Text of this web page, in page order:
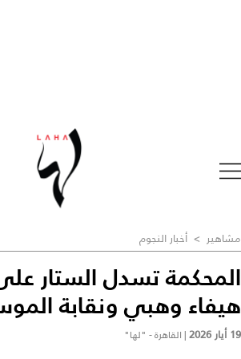
مشاهير > أخبار النجوم
المحكمة تسدل الستار
هيفاء وهبي ونقابة
19 أيار 2026 | القاهرة - "لها"